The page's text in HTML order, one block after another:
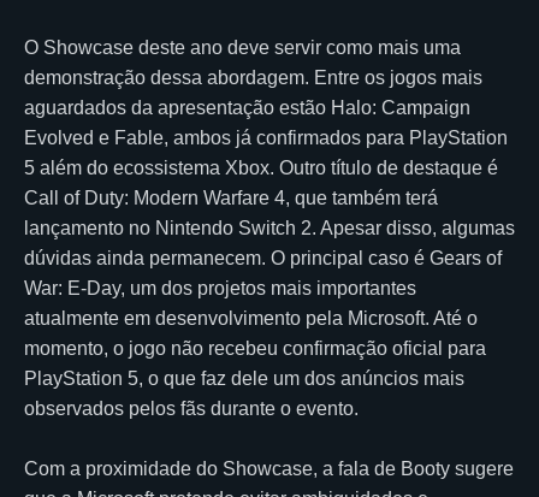
O Showcase deste ano deve servir como mais uma
demonstração dessa abordagem. Entre os jogos mais
aguardados da apresentação estão Halo: Campaign
Evolved e Fable, ambos já confirmados para PlayStation
5 além do ecossistema Xbox. Outro título de destaque é
Call of Duty: Modern Warfare 4, que também terá
lançamento no Nintendo Switch 2. Apesar disso, algumas
dúvidas ainda permanecem. O principal caso é Gears of
War: E-Day, um dos projetos mais importantes
atualmente em desenvolvimento pela Microsoft. Até o
momento, o jogo não recebeu confirmação oficial para
PlayStation 5, o que faz dele um dos anúncios mais
observados pelos fãs durante o evento.
Com a proximidade do Showcase, a fala de Booty sugere